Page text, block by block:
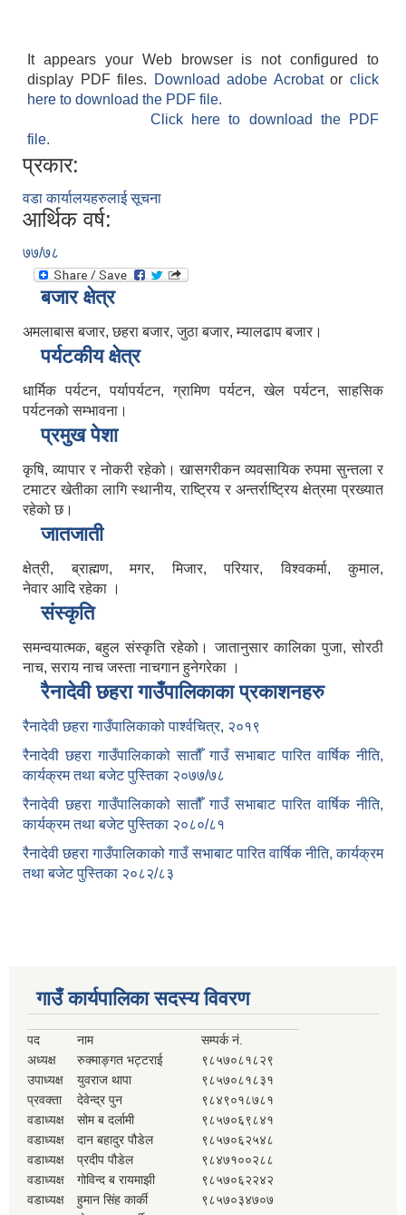
It appears your Web browser is not configured to
display PDF files.
Download adobe Acrobatorclick
here to download the PDF file.
Click here to download the PDF
file.
प्रकार:
वडा कार्यालयहरुलाई सूचना
आर्थिक वर्ष:
७७/७८
बजार क्षेत्र
अमलाबास बजार, छहरा बजार, जुठा बजार, म्यालढाप बजार।
पर्यटकीय क्षेत्र
धार्मिक पर्यटन, पर्यापर्यटन, ग्रामिण पर्यटन, खेल पर्यटन, साहसिक
पर्यटनको सम्भावना।
प्रमुख पेशा
कृषि, व्यापार र नोकरी रहेको। खासगरीकन व्यवसायिक रुपमा सुन्तला र
टमाटर खेतीका लागि स्थानीय, राष्ट्रिय र अन्तर्राष्ट्रिय क्षेत्रमा प्रख्यात
रहेको छ।
जातजाती
क्षेत्री, ब्राह्मण, मगर, मिजार, परियार, विश्वकर्मा, कुमाल,
नेवार आदि रहेका ।
संस्कृति
समन्वयात्मक, बहुल संस्कृति रहेको। जातानुसार कालिका पुजा, सोरठी
नाच, सराय नाच जस्ता नाचगान हुनेगरेका ।
रैनादेवी छहरा गाउँपालिकाका प्रकाशनहरु
रैनादेवी छहरा गाउँपालिकाको पार्श्वचित्र, २०१९
रैनादेवी छहरा गाउँपालिकाको सातौँ गाउँ सभाबाट पारित वार्षिक नीति,
कार्यक्रम तथा बजेट पुस्तिका २०७७/७८
रैनादेवी छहरा गाउँपालिकाको सातौँ गाउँ सभाबाट पारित वार्षिक नीति,
कार्यक्रम तथा बजेट पुस्तिका २०८०/८१
रैनादेवी छहरा गाउँपालिकाको गाउँ सभाबाट पारित वार्षिक नीति, कार्यक्रम
तथा बजेट पुस्तिका २०८२/८३
गाउँ कार्यपालिका सदस्य विवरण
पद नाम
सम्पर्क नं.
अध्यक्ष
रुक्माङ्गत भट्टराई
९८५७०८१८२९
उपाध्यक्ष
युवराज थापा
९८५७०८१८३१
प्रवक्ता
देवेन्द्र पुन
९८४९०१८७८१
वडाध्यक्ष
सोम ब दर्लामी
९८५७०६९८४१
वडाध्यक्ष
दान बहादुर पौडेल
९८५७०६२५४८
वडाध्यक्ष
प्रदीप पौडेल
९८४७१००२८८
वडाध्यक्ष
गोविन्द ब रायमाझी
९८५७०६२२४२
वडाध्यक्ष
हुमान सिंह कार्की
९८५७०३४७०७